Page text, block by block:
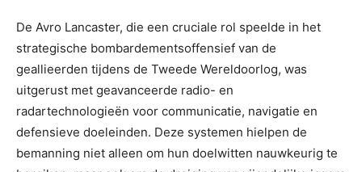
De Avro Lancaster, die een cruciale rol speelde in het
strategische bombardementsoffensief van de
geallieerden tijdens de Tweede Wereldoorlog, was
uitgerust met geavanceerde radio- en
radartechnologieën voor communicatie, navigatie en
defensieve doeleinden. Deze systemen hielpen de
bemanning niet alleen om hun doelwitten nauwkeurig te